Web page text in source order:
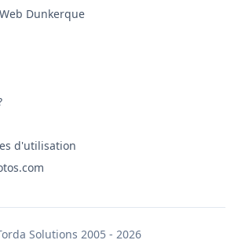
Dunkerque
d'utilisation
Solutions 2005 - 2026